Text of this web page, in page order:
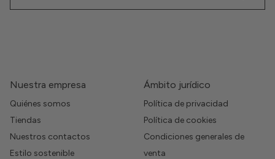
Nuestra empresa
Quiénes somos
Tiendas
Nuestros contactos
Estilo sostenible
Ámbito jurídico
Política de privacidad
Política de cookies
Condiciones generales de
venta